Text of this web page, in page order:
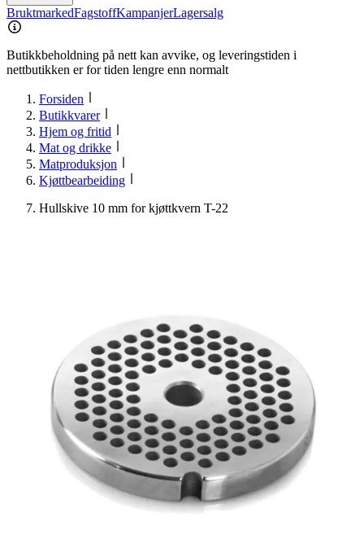
BruktmarkedFagstoffKampanjerLagersalg
Butikkbeholdning på nett kan avvike, og leveringstiden i
nettbutikken er for tiden lengre enn normalt
Forsiden
Butikkvarer
Hjem og fritid
Mat og drikke
Matproduksjon
Kjøttbearbeiding
Hullskive 10 mm for kjøttkvern T-22